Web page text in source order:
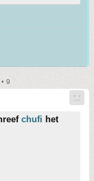
9
chufi het